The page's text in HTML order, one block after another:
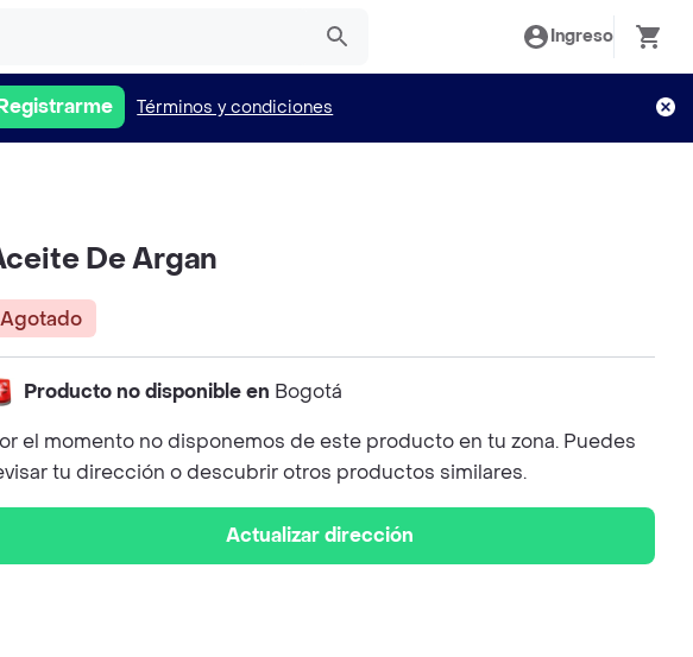
Ingreso
Términos y condiciones
De Argan
Agotado
Producto no disponible en Bogotá
el momento no disponemos de este producto en tu zona. Puedes
tu dirección o descubrir otros productos similares.
Actualizar dirección